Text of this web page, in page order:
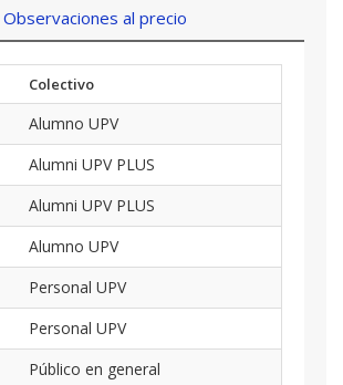
Observaciones al precio
Colectivo
Alumno UPV
Alumni UPV PLUS
Alumni UPV PLUS
Alumno UPV
Personal UPV
Personal UPV
Público en general